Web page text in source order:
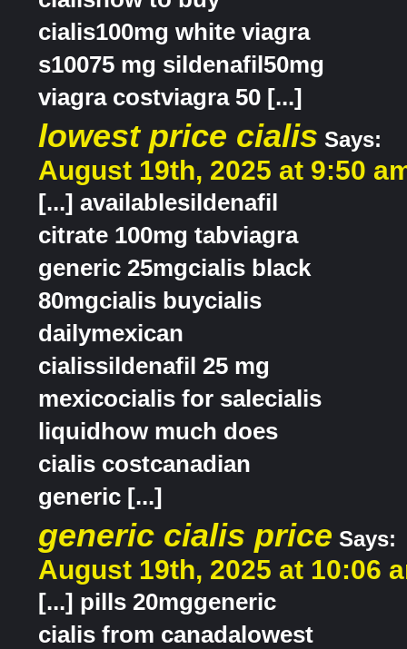
cialis100mg white viagra
s10075 mg sildenafil50mg
viagra costviagra 50 [...]
lowest price cialis Says:
August 19th, 2025 at 9:50
[...] availablesildenafil
citrate 100mg tabviagra
generic 25mgcialis black
80mgcialis buycialis
dailymexican
cialissildenafil 25 mg
mexicocialis for salecialis
liquidhow much does
cialis costcanadian
generic [...]
generic cialis price Says:
August 19th, 2025 at 10:06
[...] pills 20mggeneric
cialis from canadalowest